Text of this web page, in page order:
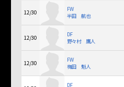
12/30
FW
半田 航也
12/30
DF
野々村 鷹人
12/30
FW
梅田 魁人
DF